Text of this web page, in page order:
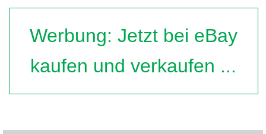
Werbung: Jetzt bei eBay
kaufen und verkaufen ...